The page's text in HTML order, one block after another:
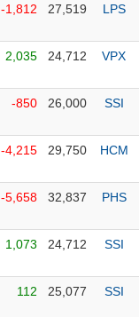
-1,812 27,519 LPS
2,035 24,712 VPX
-850 26,000 SSI
-4,215 29,750 HCM
-5,658 32,837 PHS
1,073 24,712 SSI
112 25,077 SSI